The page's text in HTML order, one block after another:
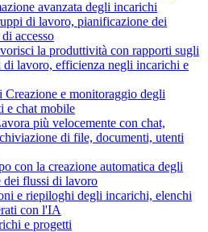
avanzata degli incarichi
di lavoro, pianificazione dei
accesso
la produttività con rapporti sugli
lavoro, efficienza negli incarichi e
Creazione e monitoraggio degli
e chat mobile
più velocemente con chat,
di file, documenti, utenti
con la creazione automatica degli
dei flussi di lavoro
e riepiloghi degli incarichi, elenchi
con l'IA
e progetti